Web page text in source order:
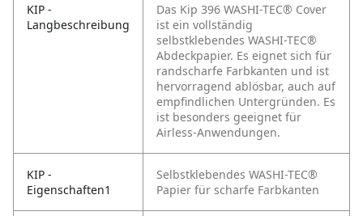
KIP -
Langbeschreibung
Das Kip 396 WASHI-TEC® Cover
ist ein vollständig
selbstklebendes WASHI-TEC®
Abdeckpapier. Es eignet sich für
randscharfe Farbkanten und ist
hervorragend ablösbar, auch auf
empfindlichen Untergründen. Es
ist besonders geeignet für
Airless-Anwendungen.
KIP -
Eigenschaften1
Selbstklebendes WASHI-TEC®
Papier für scharfe Farbkanten